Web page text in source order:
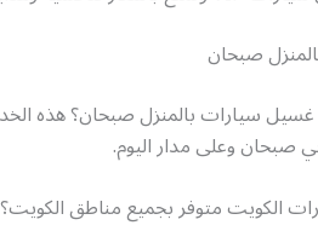
صبحان
سيارات بالمنزل صبحان؟ هذه الخدمة
صبحان وعلى مدار اليوم.
الكويت متوفر بجميع مناطق الكويت؟